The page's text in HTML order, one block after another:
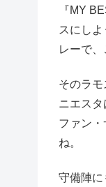
『MY
スにし
レーで、
そのラ
ニエス
ファン
ね。
守備陣に